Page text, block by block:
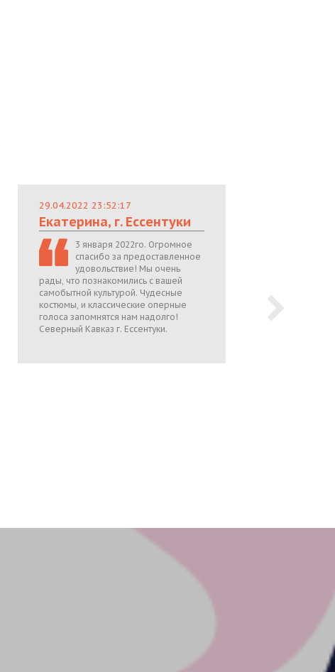
29.04.2022 23:52:17
Екатерина, г. Ессентуки
3 января 2022го. Огромное
спасибо за предоставленное
удовольствие! Мы очень
рады, что познакомились с вашей
самобытной культурой. Чудесные
костюмы, и классические оперные
голоса запомнятся нам надолго!
Северный Кавказ г. Ессентуки.